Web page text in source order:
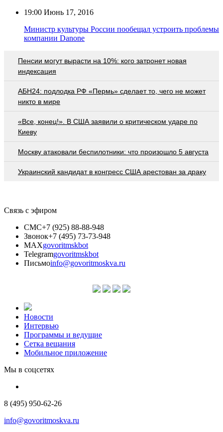
19:00 Июнь 17, 2016
Министр культуры России пообещал устроить проблемы
компании Danone
Пенсии могут вырасти на 10%: кого затронет новая
индексация
АБН24: подлодка РФ «Пермь» сделает то, чего не может
никто в мире
«Все, конец!». В США заявили о критическом ударе по
Киеву
Москву атаковали беспилотники: что произошло 5 августа
Украинский кандидат в конгресс США арестован за драку
Связь с эфиром
СМС+7 (925) 88-88-948
Звонок+7 (495) 73-73-948
MAXgovoritmskbot
Telegramgovoritmskbot
Письмоinfo@govoritmoskva.ru
Новости
Интервью
Программы и ведущие
Сетка вещания
Мобильное приложение
Мы в соцсетях
8 (495) 950-62-26
info@govoritmoskva.ru